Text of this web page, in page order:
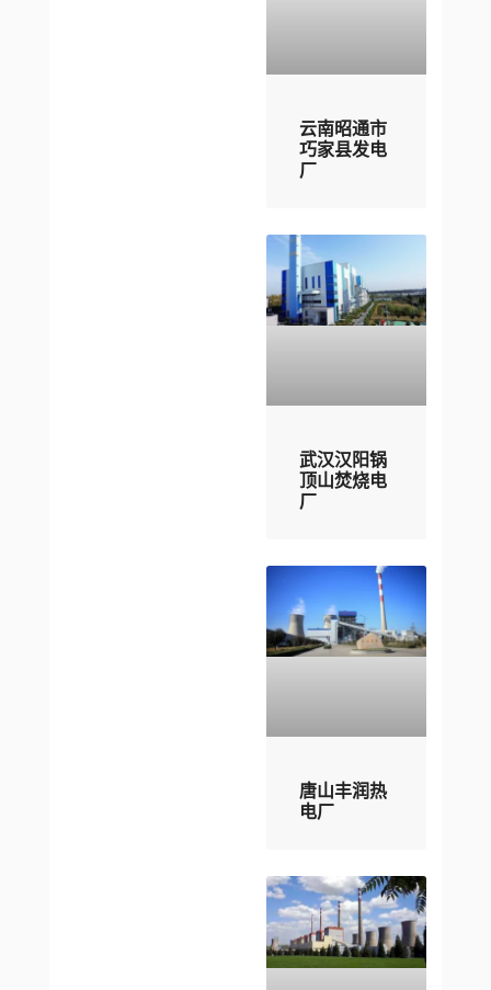
云南昭通市
巧家县发电
厂
武汉汉阳锅
顶山焚烧电
厂
唐山丰润热
电厂